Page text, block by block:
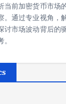
当前加密货币市场
。通过专业视角，
讨市场波动背后的